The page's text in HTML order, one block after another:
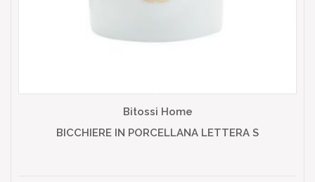
Bitossi Home
BICCHIERE IN PORCELLANA LETTERA S